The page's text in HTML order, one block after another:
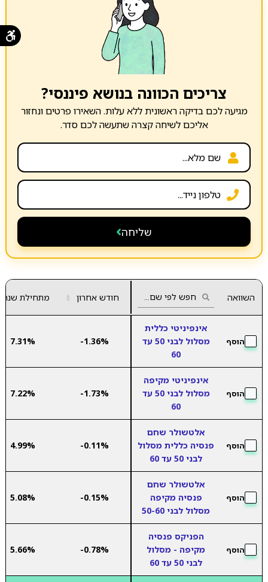
צריכים הכוונה בנושא פיננסי?
מגיעה לכם בדיקה ראשונית ללא עלות. השאירו פרטים ונחזור
אליכם לשיחה קצרה שתעשה לכם סדר.
שליחה
השוואה חודש אחרון ▲
▼ מתחילת שנה
הוסף
אינפיניטי כללית
מסלול לבני 50 עד
60
-1.36%
7.31%
הוסף
אינפיניטי מקיפה
מסלול לבני 50 עד
60
-1.73%
7.22%
הוסף
אלטשולר שחם
פנסיה כללית מסלול
לבני 50 עד 60
-0.11%
4.99%
הוסף
אלטשולר שחם
פנסיה מקיפה
מסלול לבני 50-60
-0.15%
5.08%
הוסף
הפניקס פנסיה
מקיפה - מסלול
לבני 50 עד 60
-0.78%
5.66%